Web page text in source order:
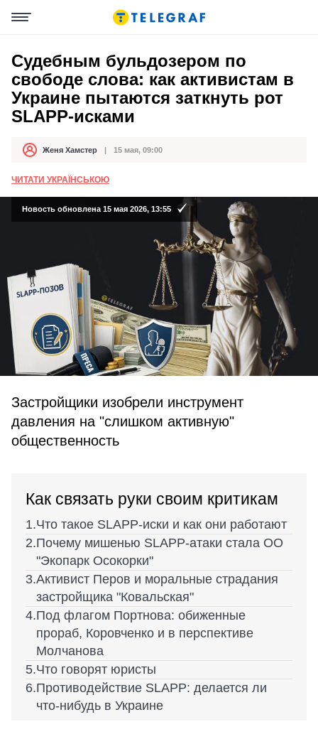
Судебным бульдозером по
свободе слова: как активистам в
Украине пытаются заткнуть рот
SLAPP-исками
АвторЖеня Хамстер
Дата публикации 15 мая, 09:00
ЧИТАТИ УКРАЇНСЬКОЮ
Новость обновлена 15 мая 2026, 13:55
Застройщики изобрели инструмент
давления на "слишком активную"
общественность
Как связать руки своим критикам
Что такое SLAPP-иски и как они работают
Почему мишенью SLAPP-атаки стала ОО
"Экопарк Осокорки"
Активист Перов и моральные страдания
застройщика "Ковальская"
Под флагом Портнова: обиженные
прораб, Коровченко и в перспективе
Молчанова
Что говорят юристы
Противодействие SLAPP: делается ли
что-нибудь в Украине